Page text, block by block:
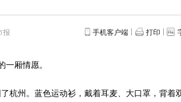
报 手机客户端 打印
厢情愿。
州。蓝色运动衫，戴着耳麦、大口罩，背着